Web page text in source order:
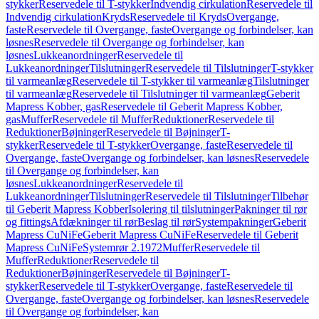
stykkerReservedele til T-stykkerIndvendig cirkulationReservedele til
Indvendig cirkulationKrydsReservedele til KrydsOvergange,
fasteReservedele til Overgange, fasteOvergange og forbindelser, kan
løsnesReservedele til Overgange og forbindelser, kan
løsnesLukkeanordningerReservedele til
LukkeanordningerTilslutningerReservedele til TilslutningerT-stykker
til varmeanlægReservedele til T-stykker til varmeanlægTilslutninger
til varmeanlægReservedele til Tilslutninger til varmeanlægGeberit
Mapress Kobber, gasReservedele til Geberit Mapress Kobber,
gasMufferReservedele til MufferReduktionerReservedele til
ReduktionerBøjningerReservedele til BøjningerT-
stykkerReservedele til T-stykkerOvergange, fasteReservedele til
Overgange, fasteOvergange og forbindelser, kan løsnesReservedele
til Overgange og forbindelser, kan
løsnesLukkeanordningerReservedele til
LukkeanordningerTilslutningerReservedele til TilslutningerTilbehør
til Geberit Mapress KobberIsolering til tilslutningerPakninger til rør
og fittingsAfdækninger til rørBeslag til rørSystempakningerGeberit
Mapress CuNiFeGeberit Mapress CuNiFeReservedele til Geberit
Mapress CuNiFeSystemrør 2.1972MufferReservedele til
MufferReduktionerReservedele til
ReduktionerBøjningerReservedele til BøjningerT-
stykkerReservedele til T-stykkerOvergange, fasteReservedele til
Overgange, fasteOvergange og forbindelser, kan løsnesReservedele
til Overgange og forbindelser, kan